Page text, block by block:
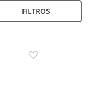
FILTROS